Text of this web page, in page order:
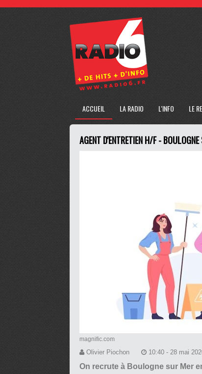
ACCUEIL LA RADIO L'INFO LE
AGENT D'ENTRETIEN H/F -
magnific.com
Olivier Piochon 10:40 - 28 mai
On recrute à Boulogne sur Mer